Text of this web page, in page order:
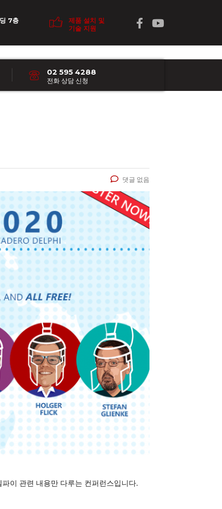
제품 설치 및
기술 지원
7층
02 595 4288
전화 상담 신청
댓글 없음
이 관련 내용만 다루는 컨퍼런스입니다.